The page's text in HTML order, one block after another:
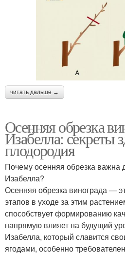
читать дальше →
Осенняя обрезка
Изабелла: секреты
плодородия
Почему осенняя обрезка важна
Изабелла?
Осенняя обрезка винограда —
этапов в уходе за этим
способствует формированию
напрямую влияет на будущий
Изабелла, который славится
ягодами, особенно